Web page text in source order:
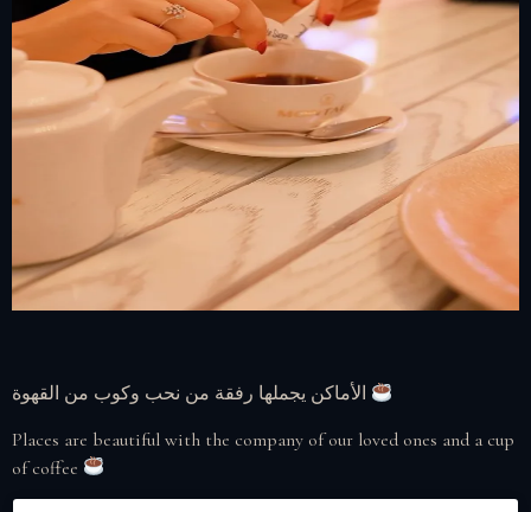
Places are beautiful with the company of our loved ones and a cup
of coffee